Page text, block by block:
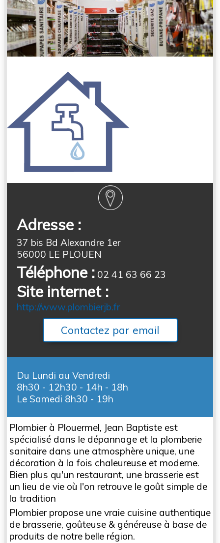
Adresse :
37 bis Bd Alexandre 1er
56000 LE PLOUEN
Téléphone : 02 41 63 66 23
Site internet :
http://www.plombierjb.fr
Contactez par email
Du Lundi au Vendredi
8h30 - 12h30 - 14h - 18h
Le Samedi 8h30 - 19h
Plombier à Plouermel, Jean Baptiste est
spécialisé dans le dépannage et la plomberie
sanitaire dans une atmosphère unique, une
décoration à la fois chaleureuse et moderne.
Bien plus qu'un restaurant, une brasserie est
un lieu de vie où l'on retrouve le goût simple de
la tradition
Plombier propose une vraie cuisine authentique
de brasserie, goûteuse & généreuse à base de
produits de notre belle région.